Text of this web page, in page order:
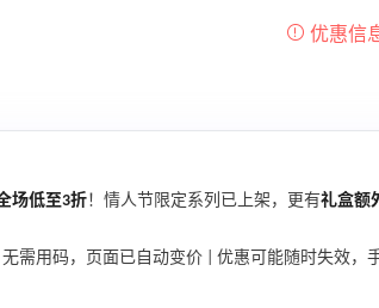
场低至3折！情人节限定系列已上架，更有礼盒额
需用码，页面已自动变价 | 优惠可能随时失效，
折？Coach Outlet
最新Coach奥莱海